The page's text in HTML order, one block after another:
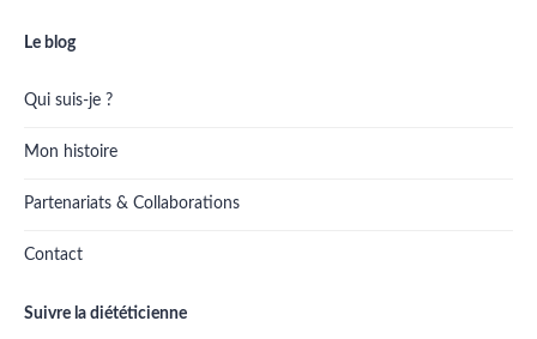
Le blog
Qui suis-je ?
Mon histoire
Partenariats & Collaborations
Contact
Suivre la diététicienne